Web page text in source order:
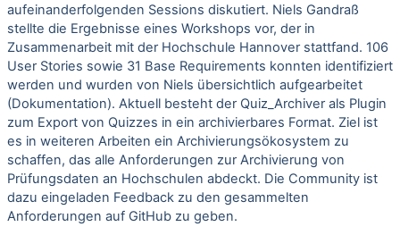
aufeinanderfolgenden Sessions diskutiert. Niels Gandraß
stellte die Ergebnisse eines Workshops vor, der in
Zusammenarbeit mit der Hochschule Hannover stattfand. 106
User Stories sowie 31 Base Requirements konnten identifiziert
werden und wurden von Niels übersichtlich aufgearbeitet
(Dokumentation). Aktuell besteht der Quiz_Archiver als Plugin
zum Export von Quizzes in ein archivierbares Format. Ziel ist
es in weiteren Arbeiten ein Archivierungsökosystem zu
schaffen, das alle Anforderungen zur Archivierung von
Prüfungsdaten an Hochschulen abdeckt. Die Community ist
dazu eingeladen Feedback zu den gesammelten
Anforderungen auf GitHub zu geben.